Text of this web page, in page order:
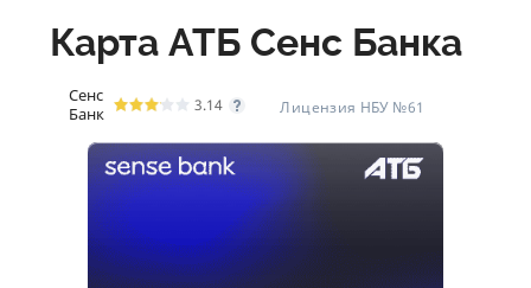
Карта АТБ Сенс Банка
Сенс
Банк
3.14 Лицензия НБУ №61